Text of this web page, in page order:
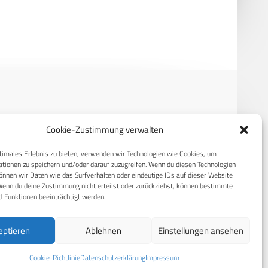
Cookie-Zustimmung verwalten
Erlebnis zu bieten, verwenden wir Technologien wie Cookies, um
zu speichern und/oder darauf zuzugreifen. Wenn du diesen Technologien
wir Daten wie das Surfverhalten oder eindeutige IDs auf dieser Website
du deine Zustimmung nicht erteilst oder zurückziehst, können bestimmte
Funktionen beeinträchtigt werden.
Ablehnen Einstellungen ansehen
Cookie-RichtlinieDatenschutzerklärungImpressum
RECHTLICHES
Datenschutzerklärung
Cookie-Richtlinie (EU)
AGB
Impressum